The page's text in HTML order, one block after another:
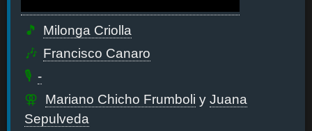
Milonga Criolla
Francisco Canaro
-
Mariano Chicho Frumboli y Juana
Sepulveda